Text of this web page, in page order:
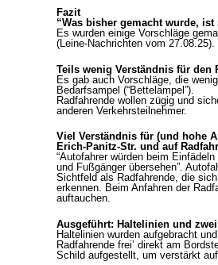
Fazit
“Was bisher gemacht wurde, ist
Es wurden einige Vorschläge
(Leine-Nachrichten vom 27.08.25).
Teils wenig Verständnis für den
Es gab auch Vorschläge, die
Bedarfsampel (“Bettelampel”).
Radfahrende wollen zügig und
anderen Verkehrsteilnehmer.
Viel Verständnis für (und hohe
Erich-Panitz-Str. und auf
“Autofahrer würden beim
und Fußgänger übersehen”.
Sichtfeld als Radfahrende, die
erkennen. Beim Anfahren der
auftauchen.
Ausgeführt: Haltelinien und
Haltelinien wurden aufgebracht
Radfahrende frei’ direkt am
Schild aufgestellt, um verstärkt